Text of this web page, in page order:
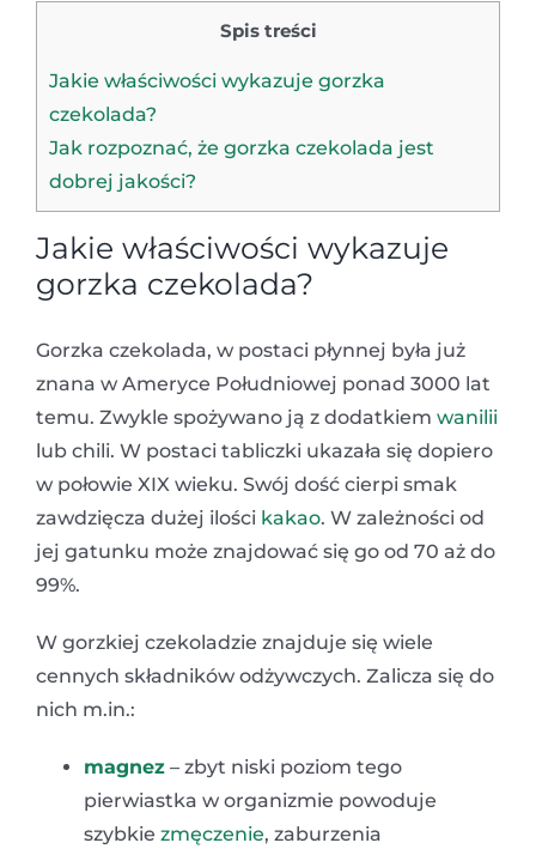
Spis treści
Jakie właściwości wykazuje gorzka
czekolada?
Jak rozpoznać, że gorzka czekolada jest
dobrej jakości?
Jakie właściwości wykazuje
gorzka czekolada?
Gorzka czekolada, w postaci płynnej była już
znana w Ameryce Południowej ponad 3000 lat
temu. Zwykle spożywano ją z dodatkiem wanilii
lub chili. W postaci tabliczki ukazała się dopiero
w połowie XIX wieku. Swój dość cierpi smak
zawdzięcza dużej ilości kakao. W zależności od
jej gatunku może znajdować się go od 70 aż do
99%.
W gorzkiej czekoladzie znajduje się wiele
cennych składników odżywczych. Zalicza się do
nich m.in.:
magnez – zbyt niski poziom tego
pierwiastka w organizmie powoduje
szybkie zmęczenie, zaburzenia